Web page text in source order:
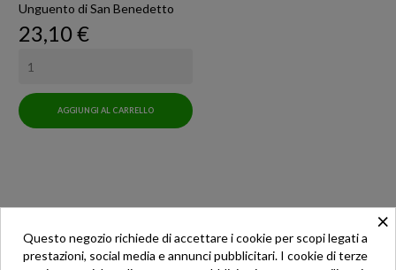
Unguento di San Benedetto
Prezzo
23,10 €
AGGIUNGI AL CARRELLO
×
Questo negozio richiede di accettare i cookie per scopi legati a
prestazioni, social media e annunci pubblicitari. I cookie di terze